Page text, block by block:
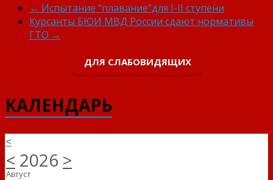
← Испытание “плавание”для I-II ступени
Курсанты БЮИ МВД России сдают нормативы
ГТО →
ДЛЯ СЛАБОВИДЯЩИХ
КАЛЕНДАРЬ
<
< 2026 >
Август